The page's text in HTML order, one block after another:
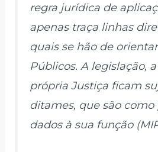
regra jurídica de
apenas traça linhas
quais se hão de
Públicos. A legislação,
própria Justiça ficam
ditames, que são como
dados à sua função